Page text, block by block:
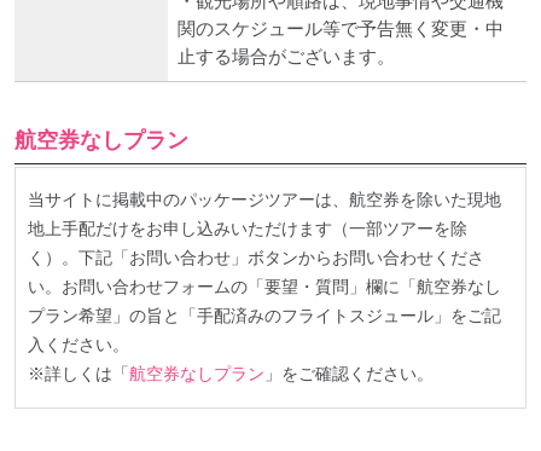
関のスケジュール等で予告無く変更・中
止する場合がございます。
航空券なしプラン
当サイトに掲載中のパッケージツアーは、航空券を除いた現地
地上手配だけをお申し込みいただけます（一部ツアーを除
く）。下記「お問い合わせ」ボタンからお問い合わせくださ
い。お問い合わせフォームの「要望・質問」欄に「航空券なし
プラン希望」の旨と「手配済みのフライトスジュール」をご記
入ください。
※詳しくは「 航空券なしプラン 」をご確認ください。